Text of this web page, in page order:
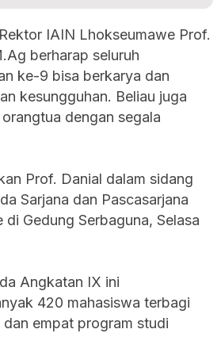
IAIN Lhokseumawe Prof.
berharap seluruh
ke-9 bisa berkarya dan
kesungguhan. Beliau juga
dengan segala
Prof. Danial dalam sidang
Sarjana dan Pascasarjana
Gedung Serbaguna, Selasa
Angkatan IX ini
420 mahasiswa terbagi
empat program studi